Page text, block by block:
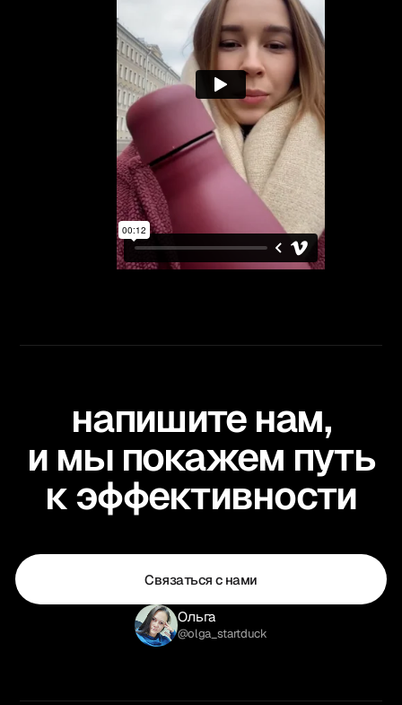
напишите нам,
и мы покажем путь
к эффективности
Связаться с нами
Ольга
@olga_startduck